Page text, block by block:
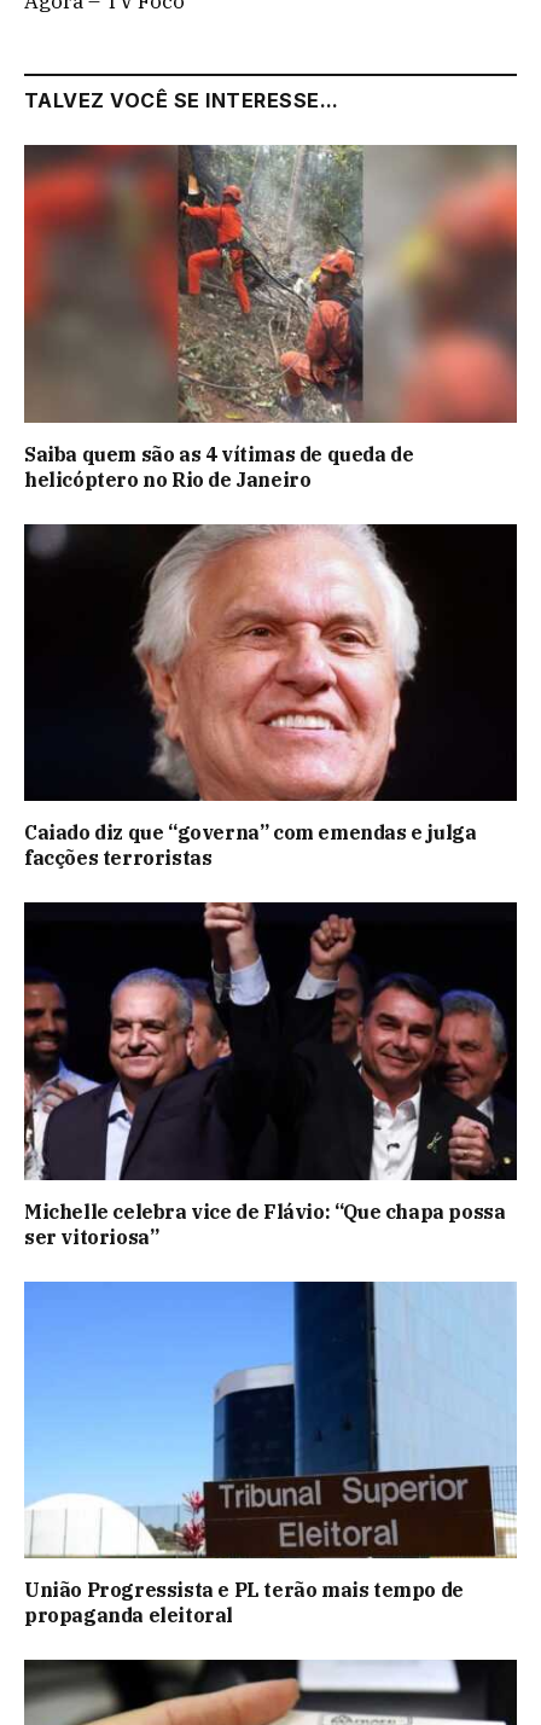
TALVEZ VOCÊ SE INTERESSE...
Saiba quem são as 4 vítimas de queda de
helicóptero no Rio de Janeiro
Caiado diz que “governa” com emendas e julga
facções terroristas
Michelle celebra vice de Flávio: “Que chapa possa
ser vitoriosa”
União Progressista e PL terão mais tempo de
propaganda eleitoral